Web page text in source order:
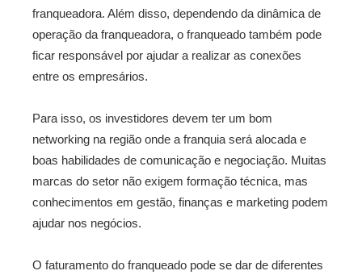
franqueadora. Além disso, dependendo da dinâmica de
operação da franqueadora, o franqueado também pode
ficar responsável por ajudar a realizar as conexões
entre os empresários.
Para isso, os investidores devem ter um bom
networking na região onde a franquia será alocada e
boas habilidades de comunicação e negociação. Muitas
marcas do setor não exigem formação técnica, mas
conhecimentos em gestão, finanças e marketing podem
ajudar nos negócios.
O faturamento do franqueado pode se dar de diferentes